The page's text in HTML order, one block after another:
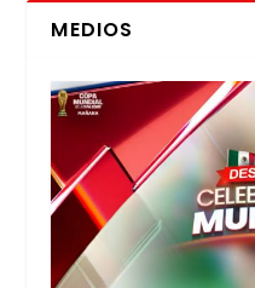
MEDIOS